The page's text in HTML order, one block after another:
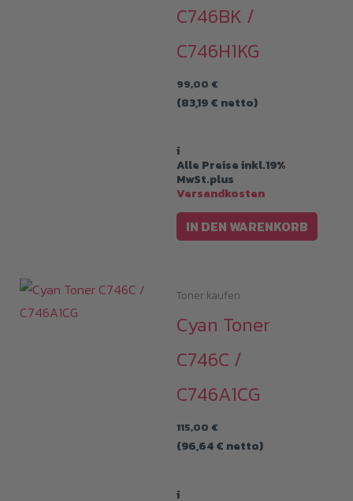
C746BK /
C746H1KG
99,00 €
(83,19€ netto)
i
Alle Preise inkl.19%
MwSt.plus
Versandkosten
IN DEN WARENKORB
Toner kaufen
Cyan Toner
C746C /
C746A1CG
115,00 €
(96,64€ netto)
i